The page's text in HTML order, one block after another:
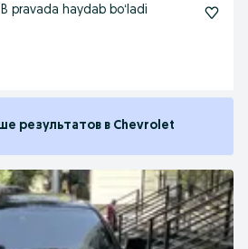
pravada haydab boʻladi
результатов в Chevrolet